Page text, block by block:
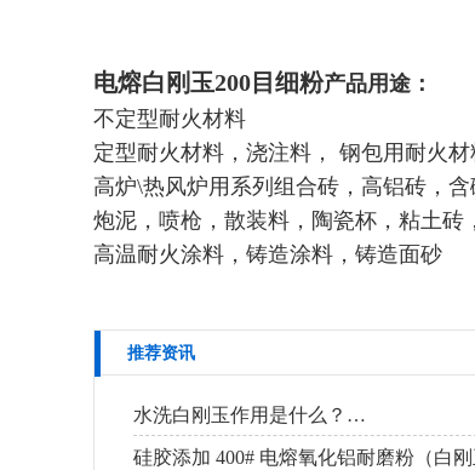
电熔白刚玉200目细粉产品用途：
不定型耐火材料
定型耐火材料，浇注料， 钢包用耐火材
高炉\热风炉用系列组合砖，高铝砖，
炮泥，喷枪，散装料，陶瓷杯，粘土砖
高温耐火涂料，铸造涂料，铸造面砂
推荐资讯
水洗白刚玉作用是什么？…
硅胶添加 400# 电熔氧化铝耐磨粉（白